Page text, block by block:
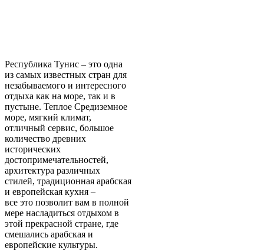
Республика Тунис – это одна
из самых известных стран для
незабываемого и интересного
отдыха как на море, так и в
пустыне. Теплое Средиземное
море, мягкий климат,
отличный сервис, большое
количество древних
исторических
достопримечательностей,
архитектура различных
стилей, традиционная арабская
и европейская кухня –
все это позволит вам в полной
мере насладиться отдыхом в
этой прекрасной стране, где
смешались арабская и
европейские культуры.